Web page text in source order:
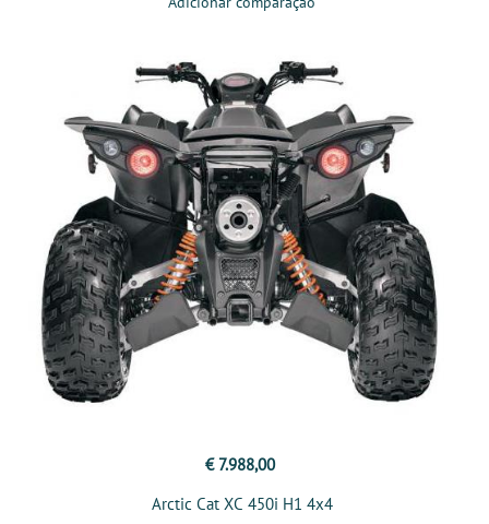
€ 7.988,00
Arctic Cat XC 450i H1 4x4